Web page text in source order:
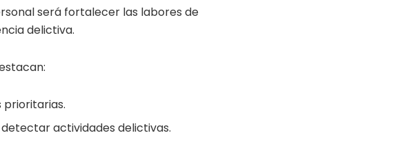
será fortalecer las labores de
delictiva.
prioritarias.
actividades delictivas.